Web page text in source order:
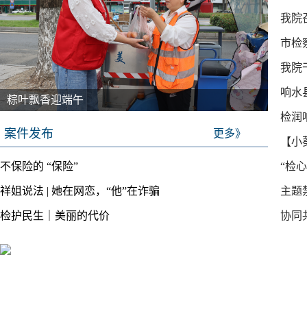
县人大常委会专题调研检察工作
案件发布 更多》
不保险的 “保险”
祥姐说法 | 她在网恋，“他”在诈骗
检护民生｜美丽的代价
我院
会精
市检
我院
响水
检润
【
行
“检
主题
协同